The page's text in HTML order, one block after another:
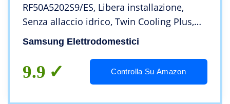
RF50A5202S9/ES, Libera installazione,
Senza allaccio idrico, Twin Cooling Plus,
495L, 82l x 178h x 71,5p cm
Samsung Elettrodomestici
9.9 Controlla Su Amazon